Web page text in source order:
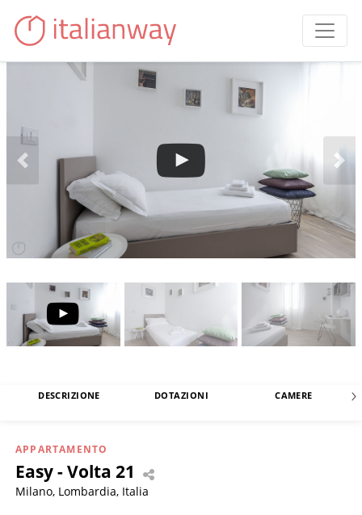
DESCRIZIONE DOTAZIONI CAMERE
APPARTAMENTO
Easy - Volta 21
Milano, Lombardia, Italia